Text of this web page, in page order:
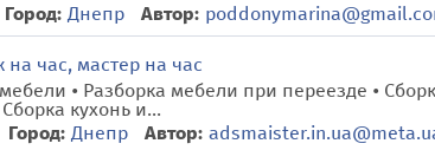
Город: Днепр Автор:
час, мастер на час
• Разборка мебели при переезде •
кухонь и...
Город: Днепр Автор: